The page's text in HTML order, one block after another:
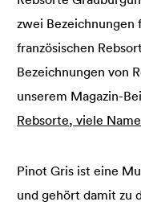
zwei Bezeichnungen
französischen
Bezeichnungen von
unserem Magazin-
Rebsorte, viele
Pinot Gris ist eine
und gehört damit zu